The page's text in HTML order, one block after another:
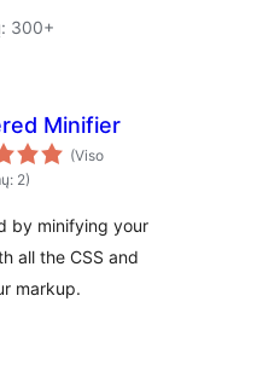
300+
Minifier
(Viso
2)
by minifying your
all the CSS and
markup.